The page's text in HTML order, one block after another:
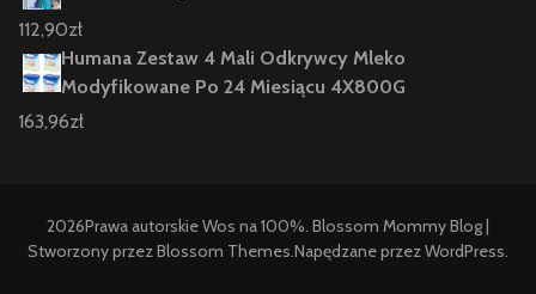
112,90zł
Humana Zestaw 4 Mali Odkrywcy Mleko
Modyfikowane Po 24 Miesiącu 4X800G
163,96zł
2026Prawa autorskieWos na 100% Blossom Mommy Blog |
Stworzony przezBlossom Themes .Napędzane przezWordPress